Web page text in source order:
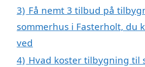
3) Få nemt 3 tilbud på
sommerhus i Fasterholt, du
ved
4) Hvad koster tilbygning til